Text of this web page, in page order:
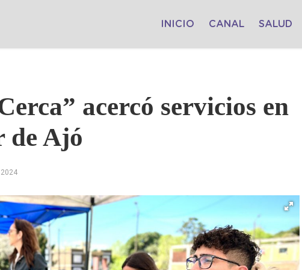
INICIO CANAL SALUD
acercó servicios en
de Ajó